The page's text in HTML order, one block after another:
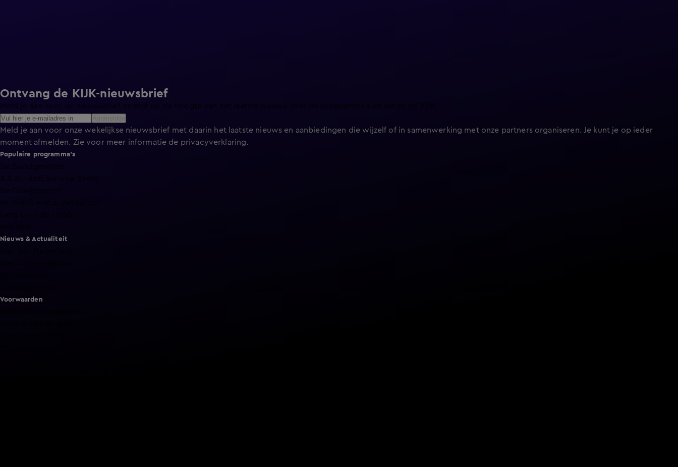
Ontvang de KIJK-nieuwsbrief
Meld je aan voor de nieuwsbrief en blijf op de hoogte van het laatste nieuws over de programma’s en series op KIJK.
Meld je aan voor onze wekelijkse nieuwsbrief met daarin het laatste nieuws en aanbiedingen die wijzelf of in samenwerking met onze partners organiseren. Je kunt je op ieder
moment afmelden. Zie voor meer informatie de privacyverklaring.
Populaire programma's
De Bondgenoten
Nieuws & Actualiteit
Voorwaarden